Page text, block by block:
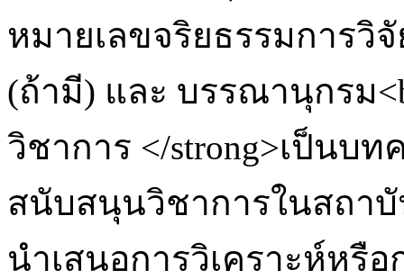
หมายเลขจริยธรรมการวิ
(ถ้ามี) และ บรรณานุกรม
วิชาการ </strong>เป็นบ
สนับสนุนวิชาการในสถา
นำเสนอการวิเคราะห์หรือ